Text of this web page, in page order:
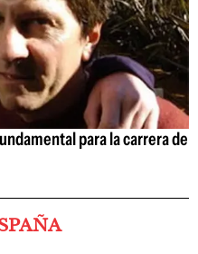
para la carrera de